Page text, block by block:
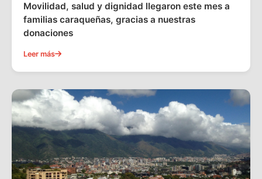
Movilidad, salud y dignidad llegaron este mes a
familias caraqueñas, gracias a nuestras
donaciones
Leer más